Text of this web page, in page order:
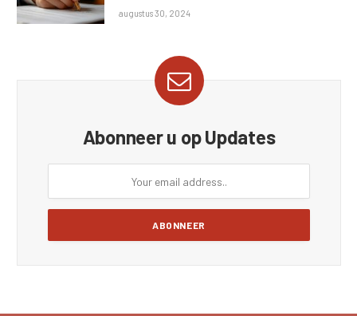
augustus 30, 2024
Abonneer u op Updates